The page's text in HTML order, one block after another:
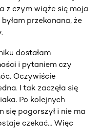
z czym wiąże się moja
przekonana, że
dostałam
i pytaniem czy
Oczywiście
I tak zaczęła się
Po kolejnych
się pogorszył i nie ma
czekać… Więc